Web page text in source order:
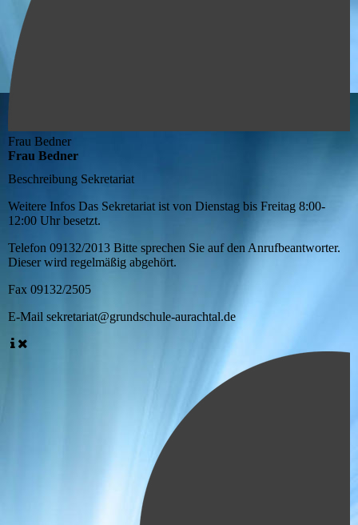
Frau Bedner
Frau Bedner
Beschreibung Sekretariat
Weitere Infos Das Sekretariat ist von Dienstag bis Freitag 8:00-
12:00 Uhr besetzt.
Telefon 09132/2013 Bitte sprechen Sie auf den Anrufbeantworter.
Dieser wird regelmäßig abgehört.
Fax 09132/2505
E-Mail sekretariat@grundschule-aurachtal.de